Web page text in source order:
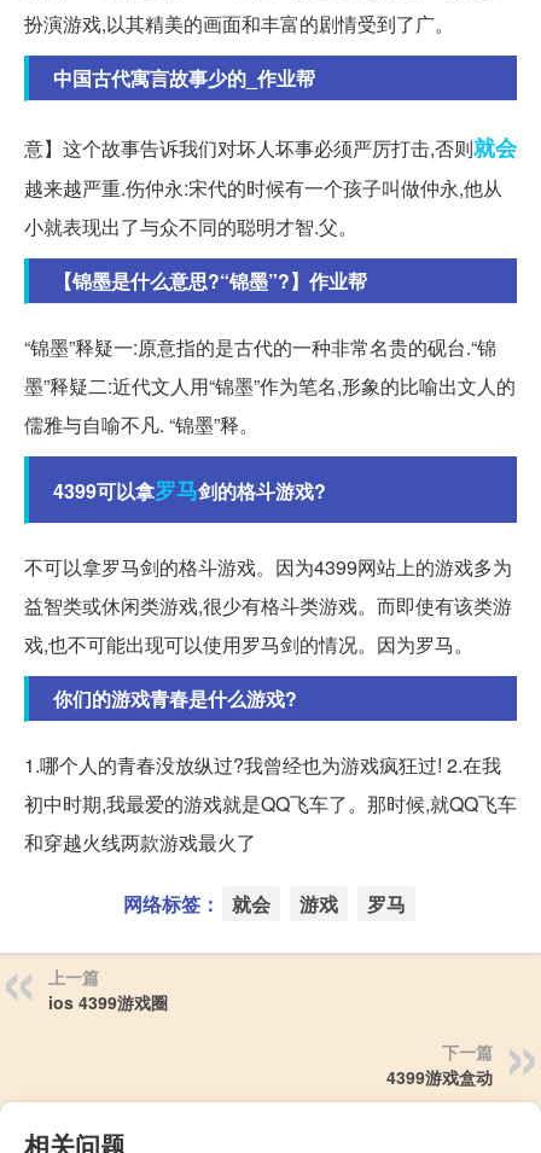
扮演游戏,以其精美的画面和丰富的剧情受到了广。
中国古代寓言故事少的_作业帮
意】这个故事告诉我们对坏人坏事必须严厉打击,否则就会
越来越严重.伤仲永:宋代的时候有一个孩子叫做仲永,他从
小就表现出了与众不同的聪明才智.父。
【锦墨是什么意思?“锦墨”?】作业帮
“锦墨”释疑一:原意指的是古代的一种非常名贵的砚台.“锦
墨”释疑二:近代文人用“锦墨”作为笔名,形象的比喻出文人的
儒雅与自喻不凡. “锦墨”释。
4399可以拿罗马剑的格斗游戏?
不可以拿罗马剑的格斗游戏。因为4399网站上的游戏多为
益智类或休闲类游戏,很少有格斗类游戏。而即使有该类游
戏,也不可能出现可以使用罗马剑的情况。因为罗马。
你们的游戏青春是什么游戏?
1.哪个人的青春没放纵过?我曾经也为游戏疯狂过! 2.在我
初中时期,我最爱的游戏就是QQ飞车了。那时候,就QQ飞车
和穿越火线两款游戏最火了
网络标签： 就会 游戏 罗马
上一篇
ios 4399游戏圈
下一篇
4399游戏盒动
相关问题